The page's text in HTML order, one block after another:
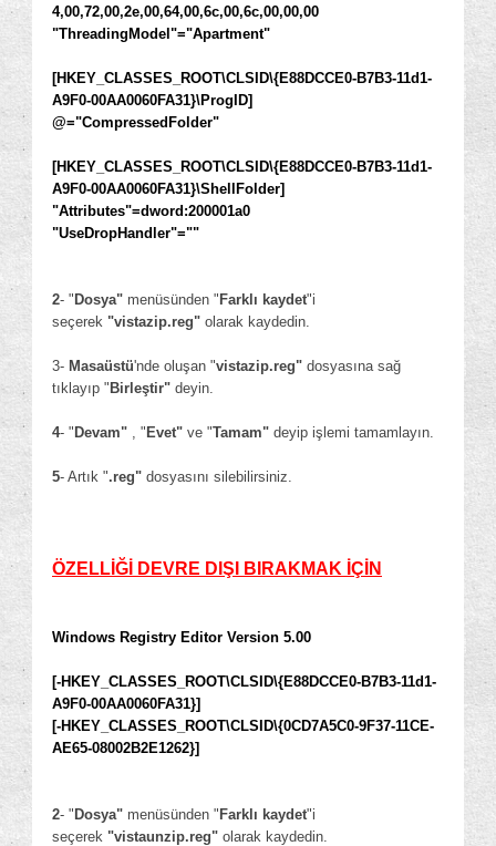
4,00,72,00,2e,00,64,00,6c,00,6c,00,00,00
"ThreadingModel"="Apartment"
[HKEY_CLASSES_ROOT\CLSID\{E88DCCE0-B7B3-11d1-
A9F0-00AA0060FA31}\ProgID]
@="CompressedFolder"
[HKEY_CLASSES_ROOT\CLSID\{E88DCCE0-B7B3-11d1-
A9F0-00AA0060FA31}\ShellFolder]
"Attributes"=dword:200001a0
"UseDropHandler"=""
2- " Dosya" menüsünden " Farklı kaydet"i
seçerek "vistazip.reg" olarak kaydedin.
3- Masaüstü'nde oluşan "vistazip.reg" dosyasına sağ
tıklayıp " Birleştir" deyin.
4- " Devam" , " Evet" ve "Tamam" deyip işlemi tamamlayın.
5- Artık ".reg" dosyasını silebilirsiniz.
ÖZELLİĞİ DEVRE DIŞI BIRAKMAK İÇİN
Windows Registry Editor Version 5.00
[-HKEY_CLASSES_ROOT\CLSID\{E88DCCE0-B7B3-11d1-
A9F0-00AA0060FA31}]
[-HKEY_CLASSES_ROOT\CLSID\{0CD7A5C0-9F37-11CE-
AE65-08002B2E1262}]
2- " Dosya" menüsünden " Farklı kaydet"i
seçerek "vistaunzip.reg" olarak kaydedin.